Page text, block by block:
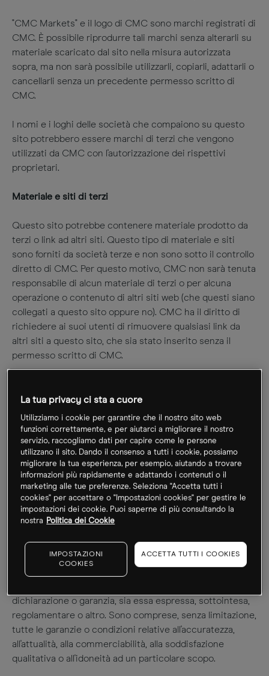
"CMC Markets" e il logo di CMC sono marchi registrati di
CMC. È possibile riprodurre tali marchi senza alterarli su
materiale scaricato dal sito nella misura autorizzata
sopra, ma non sarà possibile utilizzarli, copiarli, adattarli o
cancellarli senza un precedente permesso scritto di
CMC.
I nomi e i loghi delle società che compaiono su questo
sito potrebbero essere marchi di terzi che vengono
utilizzati da CMC con l'autorizzazione dei rispettivi
proprietari.​​
Materiale e siti di terzi
Questo sito potrebbe contenere materiale prodotto da
terzi o link ad altri siti. Questo tipo di materiale e siti
sono forniti da società terze e non sono sotto il controllo
diretto di CMC. Per questo motivo, CMC non sarà tenuta
responsabile di alcun materiale di terzi o per alcuna
operazione o contenuto di altri siti web (che questi siano
collegati a questo sito oppure no). CMC ha il diritto di
richiedere ai suoi utenti di rimuovere qualsiasi link da
altri siti a questo sito, che sia stato inserito senza il
permesso scritto di CMC.
Benché CMC aggiorni il suo sito regolarmente, non può
comunque garantire che tutte le informazioni o materiali
contenuti nel sito siano attuali o accurati, né che tutti i
prodotti o servizi proposti sul sito siamo disponibili. CMC
potrebbe modificare il materiale presente su questo sito
in qualsiasi momento e senza preavviso.
Ad eccezione di quanto indicato sopra riguardo ai servizi,
questo sito sono forniti così come sono e quando sono
disponibili, senza alcuna garanzia di accuratezza,
tempestività o completezza. Nella misura consentita
dichiarazione o garanzia, sia essa espressa, sottointesa,
regolamentare o altro. Sono comprese, senza limitazione,
tutte le garanzie o condizioni relative all'accuratezza,
all'attualità, alla commerciabilità, alla soddisfazione
qualitativa o all'idoneità ad un particolare scopo.
La tua privacy ci sta a cuore
Utilizziamo i cookie per garantire che il nostro sito web
funzioni correttamente, e per aiutarci a migliorare il nostro
servizio, raccogliamo dati per capire come le persone
utilizzano il sito. Dando il consenso a tutti i cookie, possiamo
migliorare la tua esperienza, per esempio, aiutando a trovare
informazioni più rapidamente e adattando i contenuti o il
marketing alle tue preferenze. Seleziona "Accetta tutti i
cookies" per accettare o "Impostazioni cookies" per gestire le
impostazioni dei cookie. Puoi saperne di più consultando la
nostra Politica dei Cookie
IMPOSTAZIONI
COOKIES
ACCETTA TUTTI I COOKIES